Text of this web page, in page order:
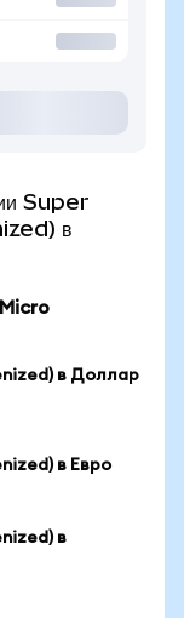
Super
в
в Доллар
в Евро
в